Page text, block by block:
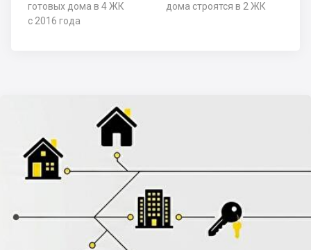
готовых дома в 4 ЖК
с 2016 года
дома строятся в 2 ЖК